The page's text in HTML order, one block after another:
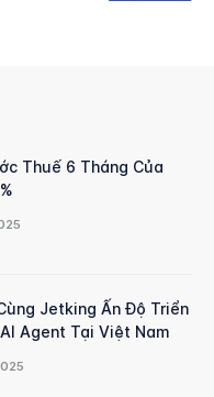
Thuế 6 Tháng Của
Jetking Ấn Độ Triển
Agent Tại Việt Nam